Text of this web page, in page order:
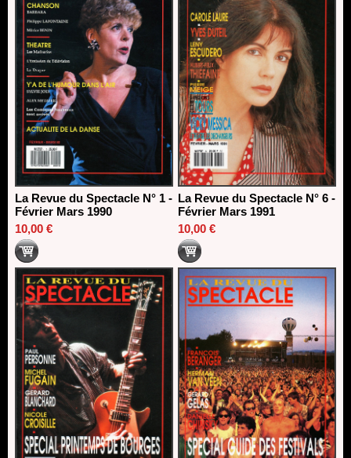
La Revue du Spectacle N° 1 -
Février Mars 1990
10,00 €
La Revue du Spectacle N° 6 -
Février Mars 1991
10,00 €